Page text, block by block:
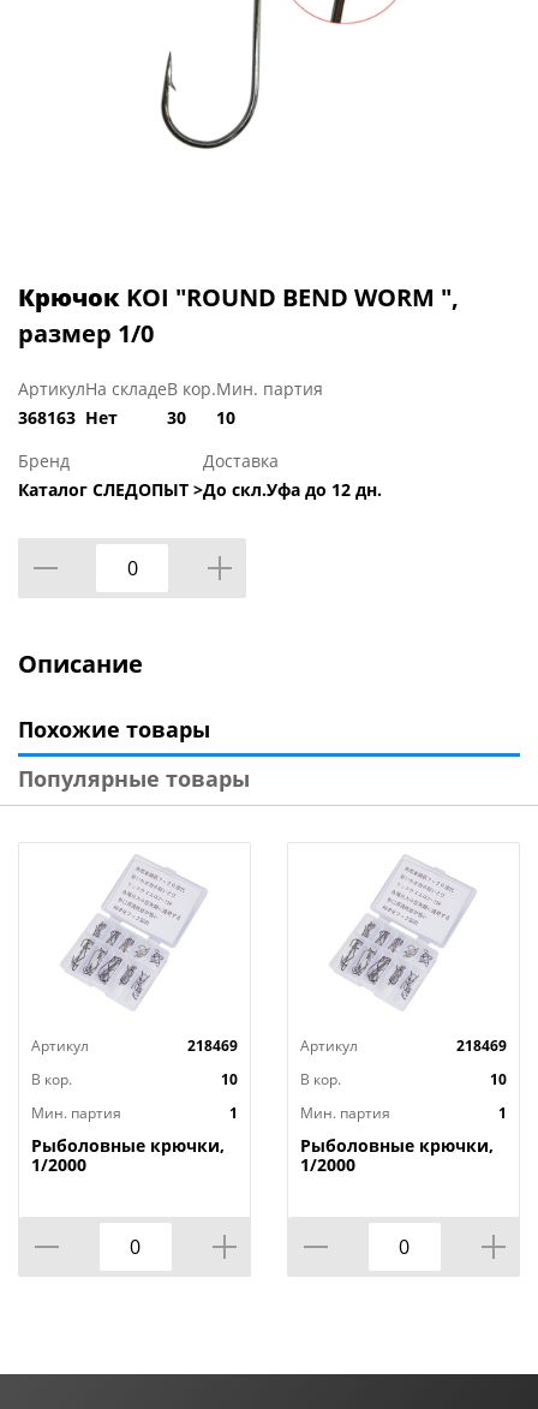
Крючок KOI "ROUND BEND WORM ",
размер 1/0
Артикул
368163
На складе
Нет
В кор.
30
Мин. партия
10
Бренд
Каталог СЛЕДОПЫТ >
Доставка
До скл.Уфа до 12 дн.
Описание
Похожие товары
Популярные товары
Артикул
218469
В кор.
10
Мин. партия
1
Рыболовные крючки,
1/2000
Артикул
218469
В кор.
10
Мин. партия
1
Рыболовные крючки,
1/2000